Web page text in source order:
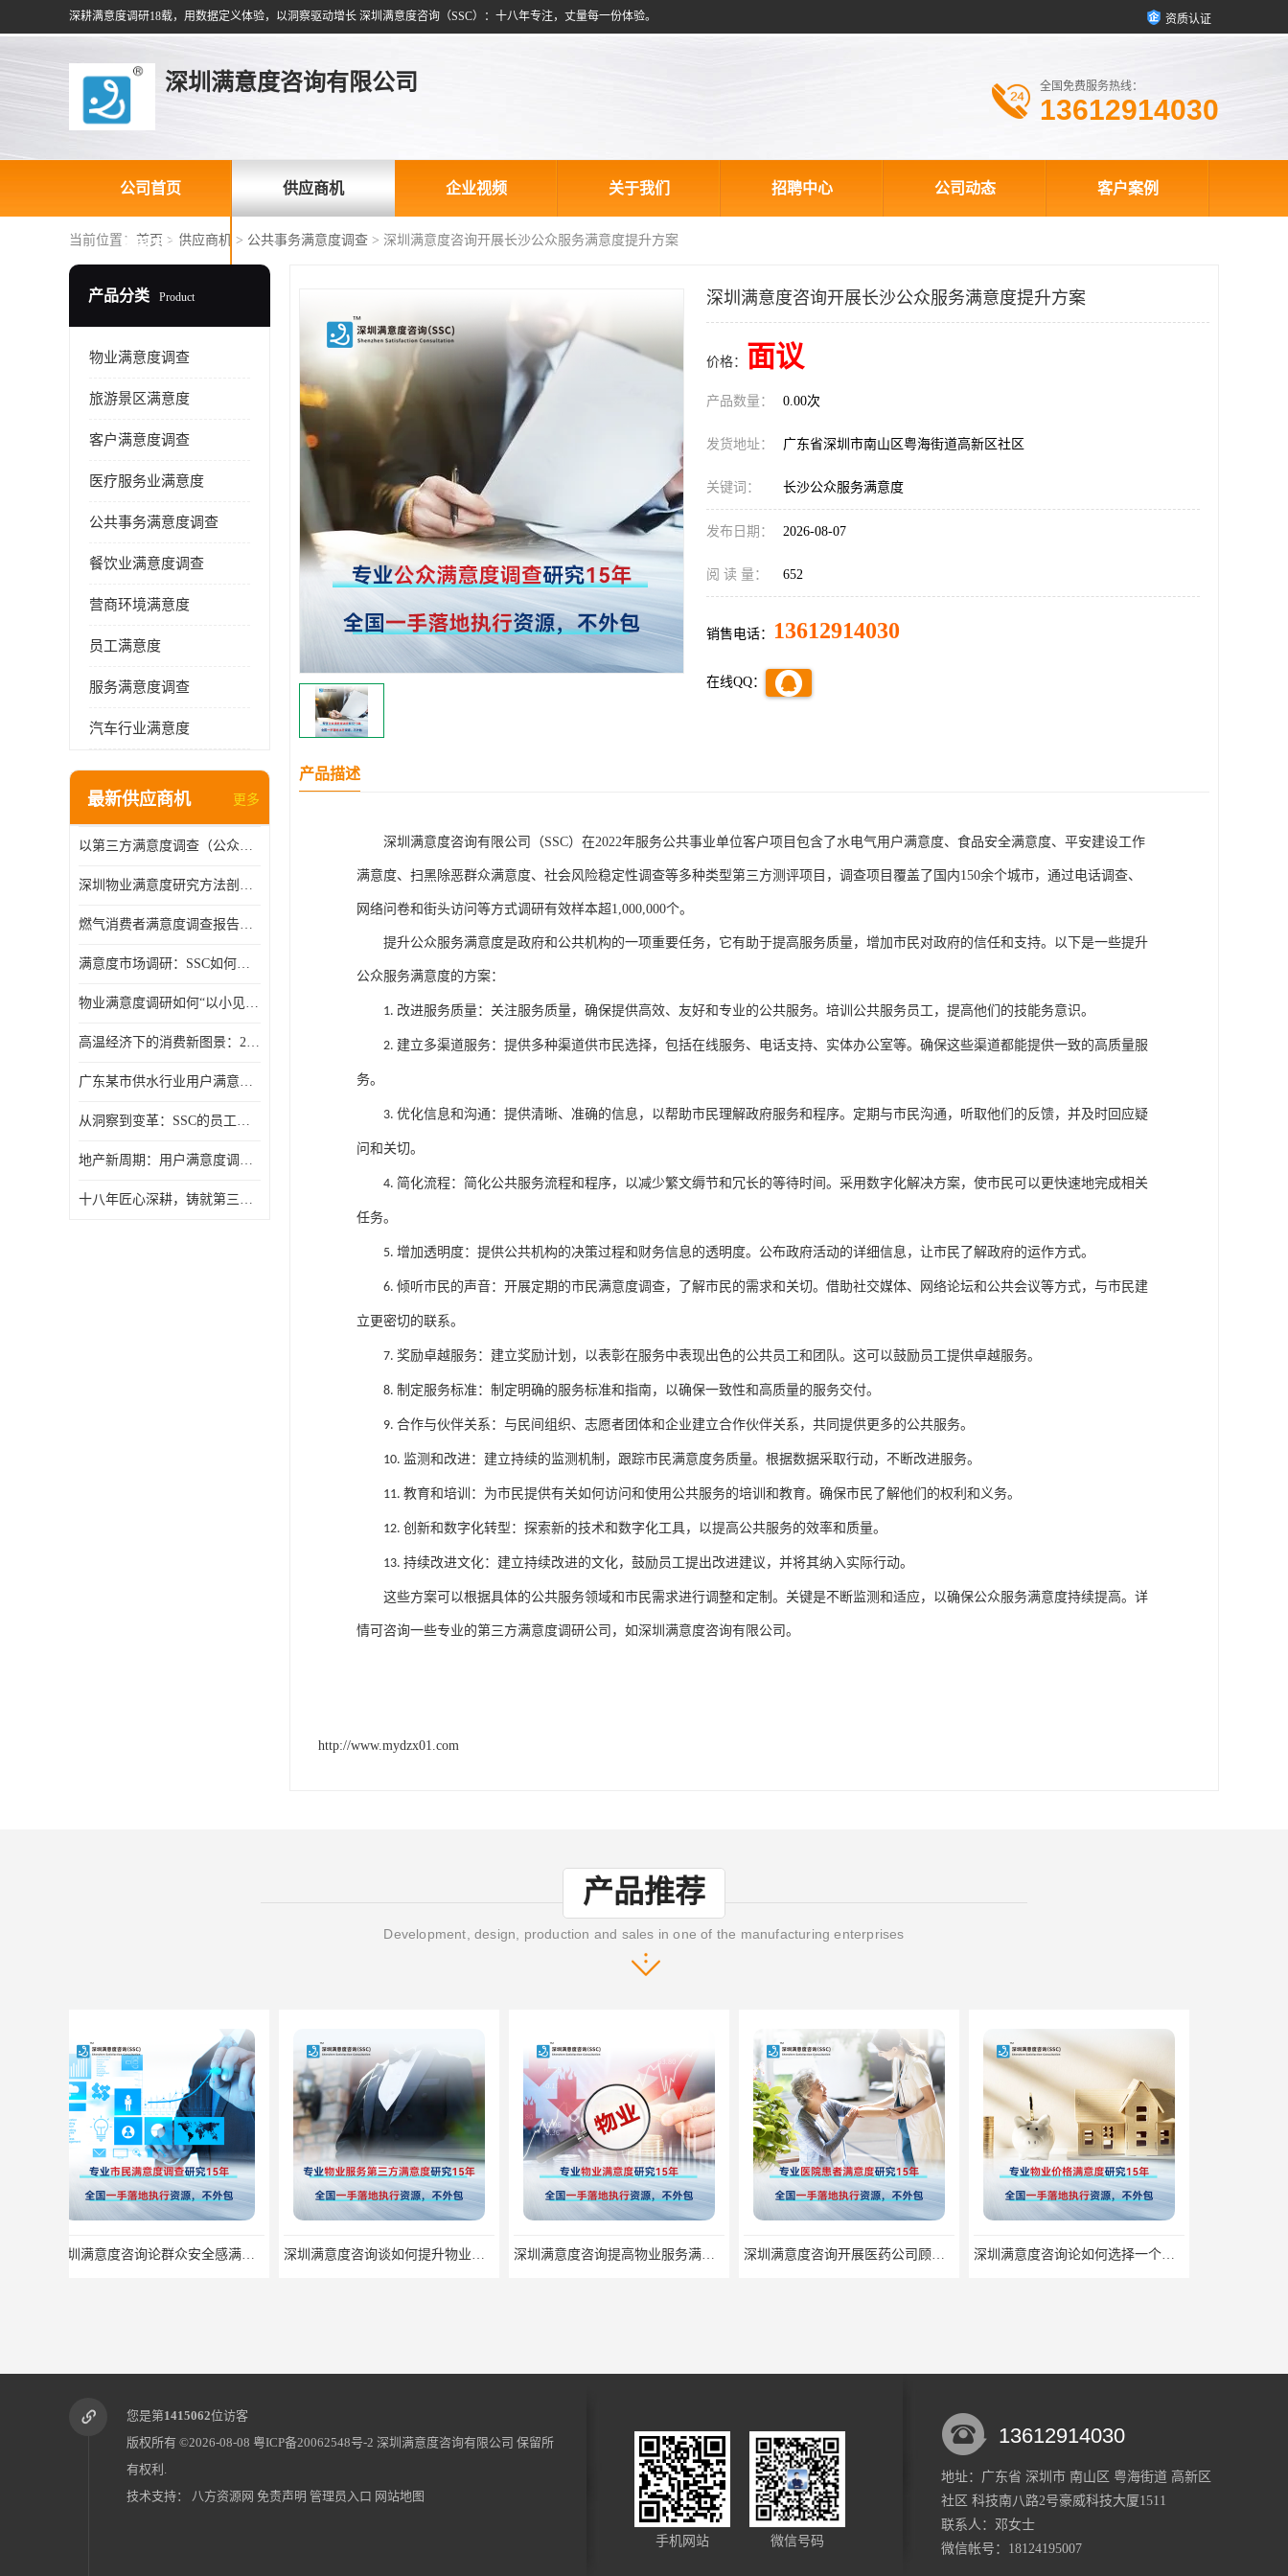
深耕满意度调研18载，用数据定义体验，以洞察驱动增长 深圳满意度咨询（SSC）：十八年专注，丈量每一份体验。 资质认证
深圳满意度咨询有限公司 全国免费服务热线：
13612914030
公司首页 供应商机 企业视频 关于我们 招聘中心 公司动态 客户案例
联系方式
当前位置： 首页 > 供应商机 > 公共事务满意度调查 > 深圳满意度咨询开展长沙公众服务满意度提升方案
产品分类 Product
物业满意度调查
旅游景区满意度
客户满意度调查
医疗服务业满意度
公共事务满意度调查
餐饮业满意度调查
营商环境满意度
员工满意度
服务满意度调查
汽车行业满意度
最新供应商机 更多
以第三方满意度调查（公众满意度调查），驱动供水服务升级
深圳物业满意度研究方法剖析：选择合适的“听诊器”
燃气消费者满意度调查报告（公众满意度调查）
满意度市场调研：SSC如何用报告让满意度“活”起来？
物业满意度调研如何“以小见大”？SSC动态抽样模型给出答案
高温经济下的消费新图景：2025年夏季消费满意度洞察
广东某市供水行业用户满意度调查报告
从洞察到变革：SSC的员工满意度调研组织诊断模型
地产新周期：用户满意度调研的价值回归
十八年匠心深耕，铸就第三方满意度调查权威
深圳满意度咨询开展长沙公众服务满意度提升方案
价格： 面议
产品数量： 0.00次
发货地址： 广东省深圳市南山区粤海街道高新区社区
关键词： 长沙公众服务满意度
发布日期： 2026-08-07
阅 读 量： 652
销售电话： 13612914030
在线QQ：
产品描述
深圳满意度咨询有限公司（SSC）在2022年服务公共事业单位客户项目包含了水电气用户满意度、食品安全满意度、平安建设工作
满意度、扫黑除恶群众满意度、社会风险稳定性调查等多种类型第三方测评项目，调查项目覆盖了国内150余个城市，通过电话调查、
网络问卷和街头访问等方式调研有效样本超1,000,000个。
提升公众服务满意度是政府和公共机构的一项重要任务，它有助于提高服务质量，增加市民对政府的信任和支持。以下是一些提升
公众服务满意度的方案：
1. 改进服务质量：关注服务质量，确保提供高效、友好和专业的公共服务。培训公共服务员工，提高他们的技能务意识。
2. 建立多渠道服务：提供多种渠道供市民选择，包括在线服务、电话支持、实体办公室等。确保这些渠道都能提供一致的高质量服
务。
3. 优化信息和沟通：提供清晰、准确的信息，以帮助市民理解政府服务和程序。定期与市民沟通，听取他们的反馈，并及时回应疑
问和关切。
4. 简化流程：简化公共服务流程和程序，以减少繁文缛节和冗长的等待时间。采用数字化解决方案，使市民可以更快速地完成相关
任务。
5. 增加透明度：提供公共机构的决策过程和财务信息的透明度。公布政府活动的详细信息，让市民了解政府的运作方式。
6. 倾听市民的声音：开展定期的市民满意度调查，了解市民的需求和关切。借助社交媒体、网络论坛和公共会议等方式，与市民建
立更密切的联系。
7. 奖励卓越服务：建立奖励计划，以表彰在服务中表现出色的公共员工和团队。这可以鼓励员工提供卓越服务。
8. 制定服务标准：制定明确的服务标准和指南，以确保一致性和高质量的服务交付。
9. 合作与伙伴关系：与民间组织、志愿者团体和企业建立合作伙伴关系，共同提供更多的公共服务。
10. 监测和改进：建立持续的监测机制，跟踪市民满意度务质量。根据数据采取行动，不断改进服务。
11. 教育和培训：为市民提供有关如何访问和使用公共服务的培训和教育。确保市民了解他们的权利和义务。
12. 创新和数字化转型：探索新的技术和数字化工具，以提高公共服务的效率和质量。
13. 持续改进文化：建立持续改进的文化，鼓励员工提出改进建议，并将其纳入实际行动。
这些方案可以根据具体的公共服务领域和市民需求进行调整和定制。关键是不断监测和适应，以确保公众服务满意度持续提高。 详
情可咨询一些专业的第三方满意度调研公司 ， 如深圳满意度咨询有限公司。
http://www.mydzx01.com
产品推荐
Development, design, production and sales in one of the manufacturing enterprises
深圳满意度咨询开展群众安全感满意度调查指标设计 深圳满意度咨询论食品安全满意度跟踪调查 深圳满意度咨询论群众安全感满意度调查如何操作
您是第1415062位访客
版权所有 ©2026-08-08 粤ICP备20062548号-2 深圳满意度咨询有限公司 保留所
有权利.
技术支持： 八方资源网 免责声明 管理员入口 网站地图
手机网站 微信号码
13612914030
地址：广东省 深圳市 南山区 粤海街道 高新区
社区 科技南八路2号豪威科技大厦1511
联系人：邓女士
微信帐号：18124195007